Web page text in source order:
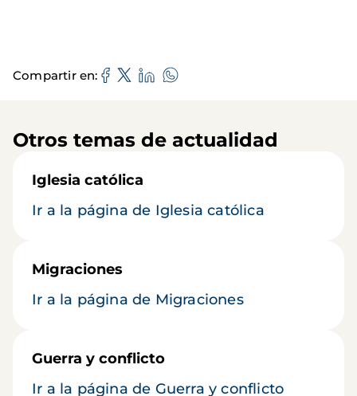
Compartir en
Otros temas de actualidad
Iglesia católica
Ir a la página de Iglesia católica
Migraciones
Ir a la página de Migraciones
Guerra y conflicto
Ir a la página de Guerra y conflicto